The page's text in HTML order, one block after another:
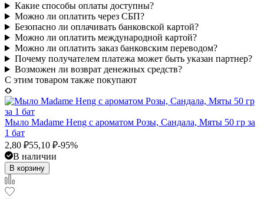
Какие способы оплаты доступны?
Можно ли оплатить через СБП?
Безопасно ли оплачивать банковской картой?
Можно ли оплатить международной картой?
Можно ли оплатить заказ банковским переводом?
Почему получателем платежа может быть указан партнер?
Возможен ли возврат денежных средств?
C этим товаром также покупают
Мыло Madame Heng с ароматом Розы, Сандала, Мяты 50 гр за
1 бат
2,80 ₽55,10 ₽-95%
В наличии
В корзину